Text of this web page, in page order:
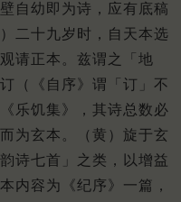
自幼即为诗，应有底稿
二十九岁时，自天本选
请正本。兹谓之「地
（《自序》谓「订」不
乐饥集》，其诗总数必
为玄本。（黄）旋于玄
诗七首」之类，以增益
内容为《纪序》一篇，